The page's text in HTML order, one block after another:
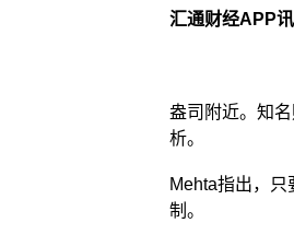
汇通财经APP
盎司附近。知
析。
Mehta指出，
制。